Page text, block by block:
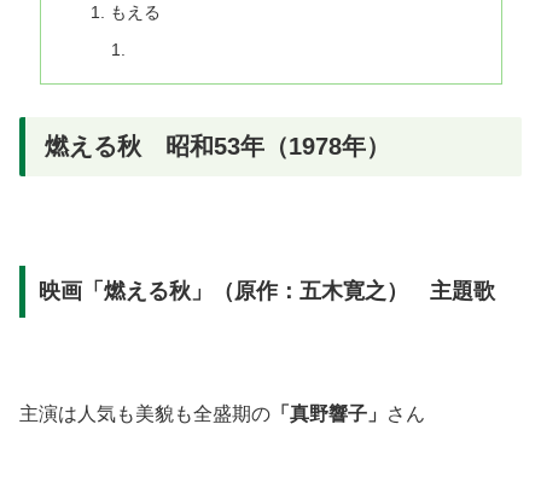
もえる
燃える秋 昭和53年（1978年）
映画「燃える秋」（原作：五木寛之） 主題歌
主演は人気も美貌も全盛期の 「真野響子」 さん